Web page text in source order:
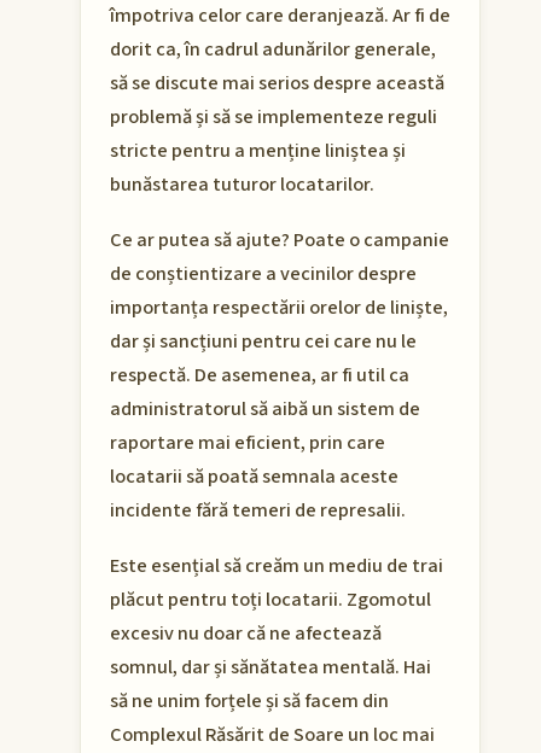
împotriva celor care deranjează. Ar fi de
dorit ca, în cadrul adunărilor generale,
să se discute mai serios despre această
problemă și să se implementeze reguli
stricte pentru a menține liniștea și
bunăstarea tuturor locatarilor.
Ce ar putea să ajute? Poate o campanie
de conștientizare a vecinilor despre
importanța respectării orelor de liniște,
dar și sancțiuni pentru cei care nu le
respectă. De asemenea, ar fi util ca
administratorul să aibă un sistem de
raportare mai eficient, prin care
locatarii să poată semnala aceste
incidente fără temeri de represalii.
Este esențial să creăm un mediu de trai
plăcut pentru toți locatarii. Zgomotul
excesiv nu doar că ne afectează
somnul, dar și sănătatea mentală. Hai
să ne unim forțele și să facem din
Complexul Răsărit de Soare un loc mai